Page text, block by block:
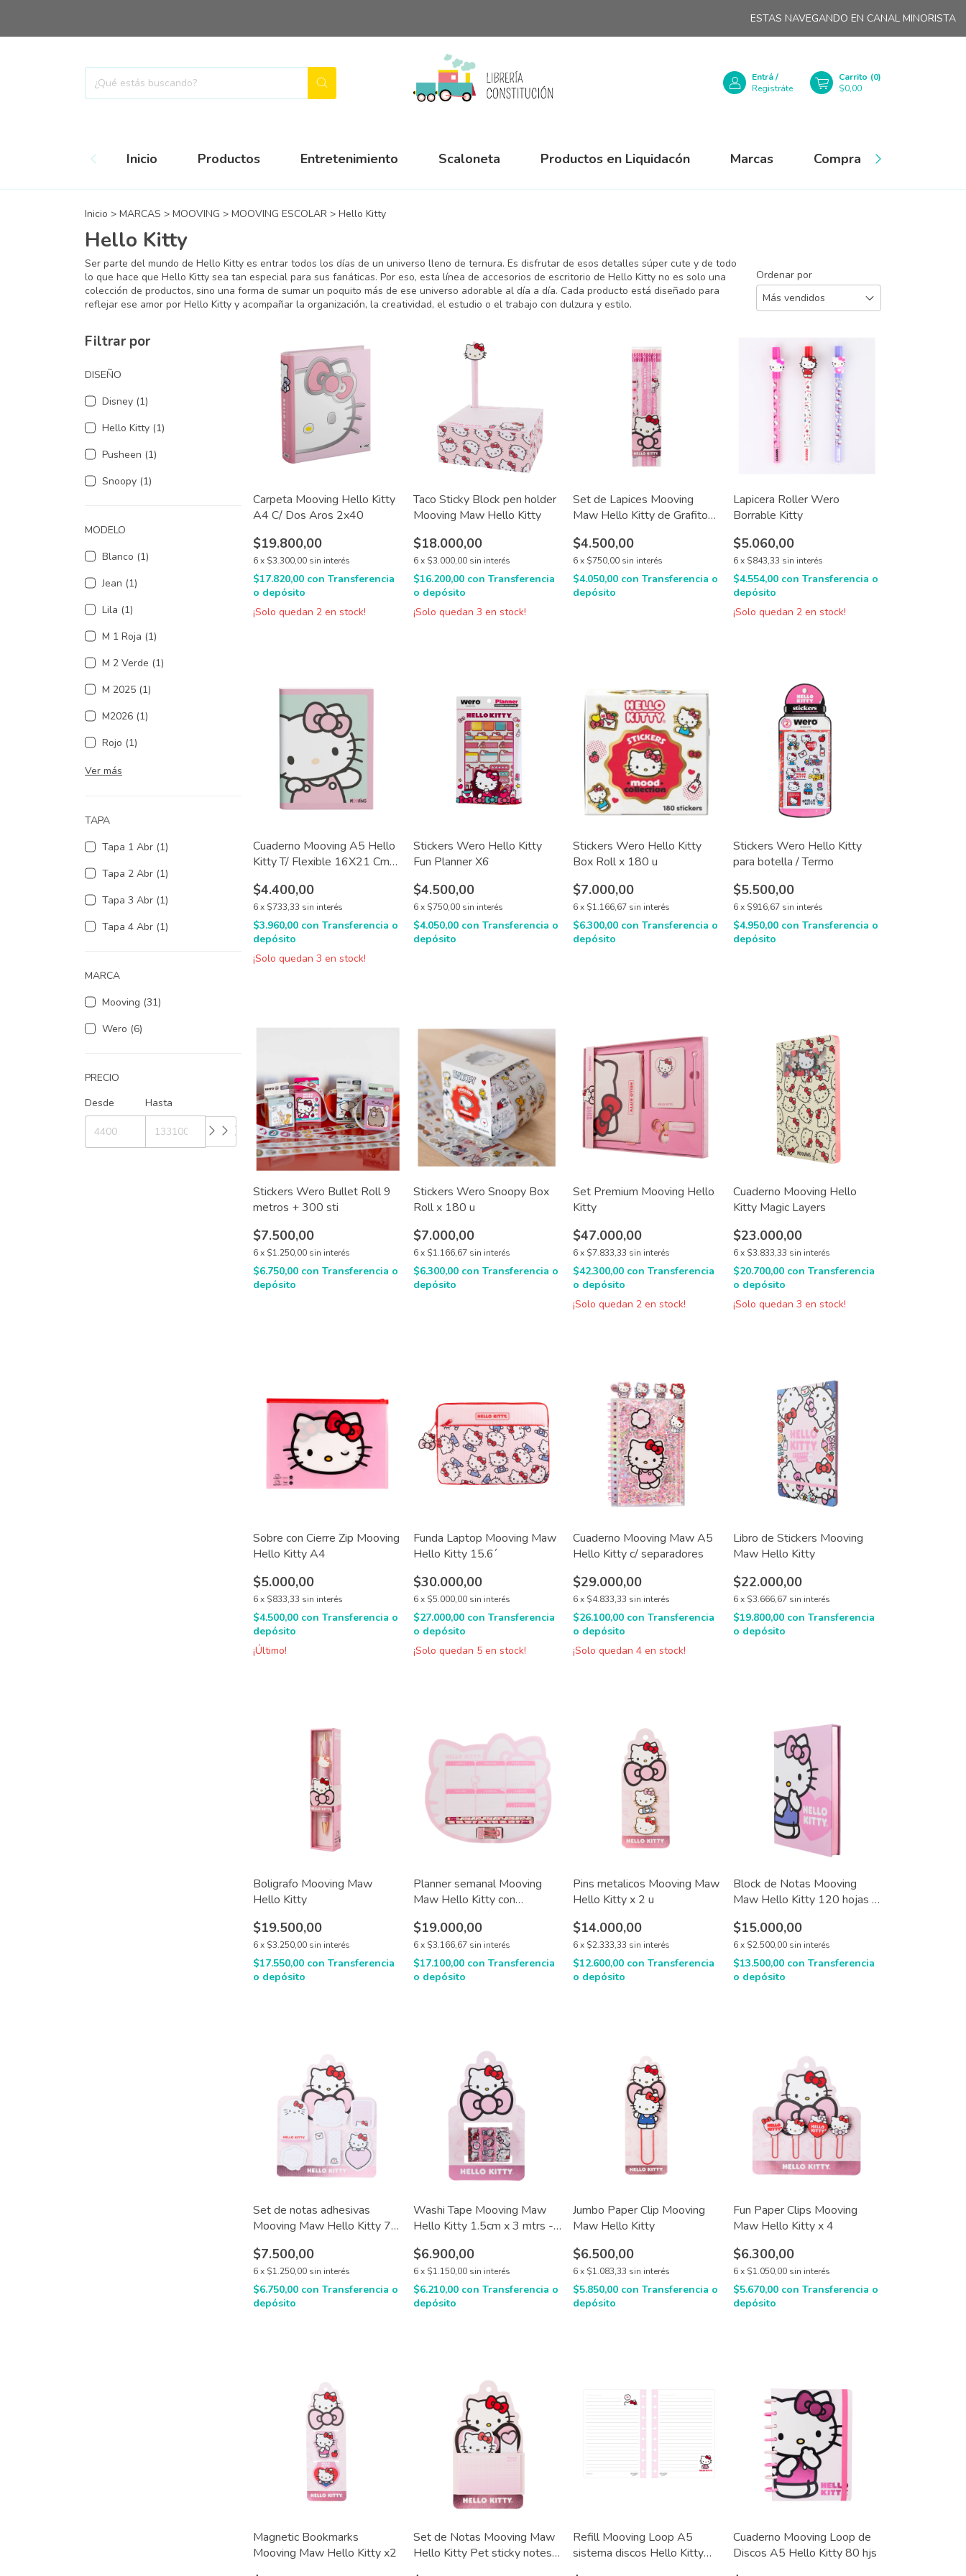
ESTAS NAVEGANDO EN CANAL MINORISTA HASTA
Entrá/
Registráte
Carrito (0)
$0,00
Inicio Productos Entretenimiento Scaloneta Productos en Liquidacón Marcas Compra Mayorista
Inicio > MARCAS > MOOVING > MOOVING ESCOLAR > Hello Kitty
Hello Kitty
Ser parte del mundo de Hello Kitty es entrar todos los días de un universo lleno de ternura. Es disfrutar de esos detalles súper cute y de todo
lo que hace que Hello Kitty sea tan especial para sus fanáticas. Por eso, esta línea de accesorios de escritorio de Hello Kitty no es solo una
colección de productos, sino una forma de sumar un poquito más de ese universo adorable al día a día. Cada producto está diseñado para
reflejar ese amor por Hello Kitty y acompañar la organización, la creatividad, el estudio o el trabajo con dulzura y estilo.
Ordenar por
Filtrar por
DISEÑO
Disney (1)
Hello Kitty (1)
Pusheen (1)
Snoopy (1)
MODELO
Blanco (1)
Jean (1)
Lila (1)
M 1 Roja (1)
M 2 Verde (1)
M 2025 (1)
M2026 (1)
Rojo (1)
Ver más
TAPA
Tapa 1 Abr (1)
Tapa 2 Abr (1)
Tapa 3 Abr (1)
Tapa 4 Abr (1)
MARCA
Mooving (31)
Wero (6)
PRECIO
Desde
Hasta
Carpeta Mooving Hello Kitty
A4 C/ Dos Aros 2x40
$19.800,00
6 x $3.300,00 sin interés
$17.820,00 con Transferencia
o depósito
¡Solo quedan 2 en stock!
Taco Sticky Block pen holder
Mooving Maw Hello Kitty
$18.000,00
6 x $3.000,00 sin interés
$16.200,00 con Transferencia
o depósito
¡Solo quedan 3 en stock!
Set de Lapices Mooving
Maw Hello Kitty de Grafito
$4.500,00
6x $750,00 sin interés
$4.050,00 con Transferencia o
depósito
Lapicera Roller Wero
Borrable Kitty
$5.060,00
6 x $843,33 sin interés
$4.554,00 con Transferencia o
depósito
¡Solo quedan 2en stock!
Cuaderno Mooving A5 Hello
Kitty T/ Flexible 16X21 Cm
$4.400,00
6 x $733,33 sin interés
$3.960,00 con Transferencia o
depósito
¡Solo quedan3 en stock!
Stickers Wero Hello Kitty
Fun Planner X6
$4.500,00
6 x $750,00 sin interés
$4.050,00 con Transferencia o
depósito
Stickers Wero Hello Kitty
Box Roll x 180 u
$7.000,00
6x $1.166,67 sin interés
$6.300,00 con Transferencia o
depósito
Stickers Wero Hello Kitty
para botella / Termo
$5.500,00
6 x $916,67 sin interés
$4.950,00 con Transferencia o
depósito
Stickers Wero Bullet Roll 9
metros + 300 sti
$7.500,00
6 x $1.250,00 sin interés
$6.750,00 con Transferencia o
depósito
Stickers Wero Snoopy Box
Roll x 180 u
$7.000,00
6 x $1.166,67 sin interés
$6.300,00 con Transferencia o
depósito
Set Premium Mooving Hello
Kitty
$47.000,00
6x $7.833,33 sin interés
$42.300,00 con Transferencia
o depósito
¡Solo quedan 2 en stock!
Cuaderno Mooving Hello
Kitty Magic Layers
$23.000,00
6 x $3.833,33 sin interés
$20.700,00 con Transferencia
o depósito
¡Solo quedan 3 en stock!
Sobre con Cierre Zip Mooving
Hello Kitty A4
$5.000,00
6 x $833,33 sin interés
$4.500,00 con Transferencia o
depósito
¡Último!
Funda Laptop Mooving Maw
Hello Kitty 15.6´
$30.000,00
6 x $5.000,00 sin interés
$27.000,00 con Transferencia
o depósito
¡Solo quedan 5en stock!
Cuaderno Mooving Maw A5
Hello Kitty c/ separadores
$29.000,00
6x $4.833,33 sin interés
$26.100,00 con Transferencia
o depósito
¡Solo quedan4 en stock!
Libro de Stickers Mooving
Maw Hello Kitty
$22.000,00
6 x $3.666,67 sin interés
$19.800,00 con Transferencia
o depósito
Boligrafo Mooving Maw
Hello Kitty
$19.500,00
6 x $3.250,00 sin interés
$17.550,00 con Transferencia
o depósito
Planner semanal Mooving
Maw Hello Kitty con
$19.000,00
6 x $3.166,67 sin interés
$17.100,00 con Transferencia
o depósito
Pins metalicos Mooving Maw
Hello Kitty x 2 u
$14.000,00
6x $2.333,33 sin interés
$12.600,00 con Transferencia
o depósito
Block de Notas Mooving
Maw Hello Kitty 120 hojas -
$15.000,00
6 x $2.500,00 sin interés
$13.500,00 con Transferencia
o depósito
Set de notas adhesivas
Mooving Maw Hello Kitty 7 x
$7.500,00
6 x $1.250,00 sin interés
$6.750,00 con Transferencia o
depósito
Washi Tape Mooving Maw
Hello Kitty 1.5cm x 3 mtrs -
$6.900,00
6 x $1.150,00 sin interés
$6.210,00 con Transferencia o
depósito
Jumbo Paper Clip Mooving
Maw Hello Kitty
$6.500,00
6x $1.083,33 sin interés
$5.850,00 con Transferencia o
depósito
Fun Paper Clips Mooving
Maw Hello Kitty x 4
$6.300,00
6 x $1.050,00 sin interés
$5.670,00 con Transferencia o
depósito
Magnetic Bookmarks
Mooving Maw Hello Kitty x2
Set de Notas Mooving Maw
Hello Kitty Pet sticky notes
Refill Mooving Loop A5
sistema discos Hello Kitty
Cuaderno Mooving Loop de
Discos A5 Hello Kitty 80 hjs